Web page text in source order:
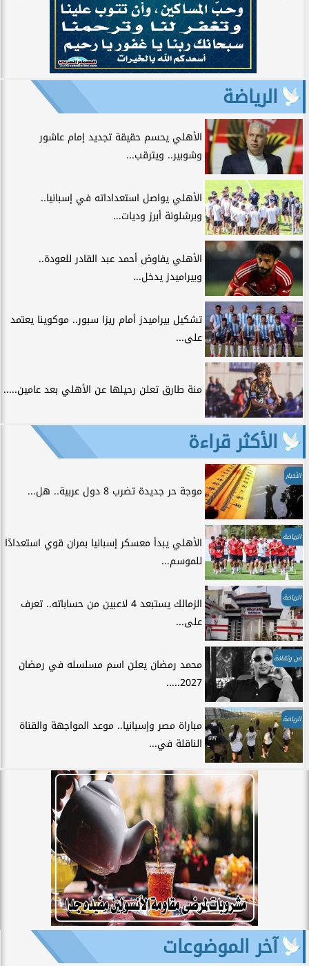
الرياضة
الأهلي يحسم حقيقة تجديد إمام عاشور
وشوبير.. ويترقب...
الأهلي يواصل استعداداته في إسبانيا..
وبرشلونة أبرز وديات...
الأهلي يفاوض أحمد عبد القادر للعودة..
وبيراميدز يدخل...
تشكيل بيراميدز أمام ريزا سبور.. موكوينا يعتمد
على...
منة طارق تعلن رحيلها عن الأهلي بعد عامين.....
الأكثر قراءة
الأخبار
موجة حر جديدة تضرب 8 دول عربية.. هل...
الرياضة
الأهلي يبدأ معسكر إسبانيا بمران قوي استعدادًا
للموسم...
الرياضة
الزمالك يستبعد 4 لاعبين من حساباته.. تعرف
على...
فن وثقافة
محمد رمضان يعلن اسم مسلسله في رمضان
2027.....
الرياضة
مباراة مصر وإسبانيا.. موعد المواجهة والقناة
الناقلة في...
آخر الموضوعات